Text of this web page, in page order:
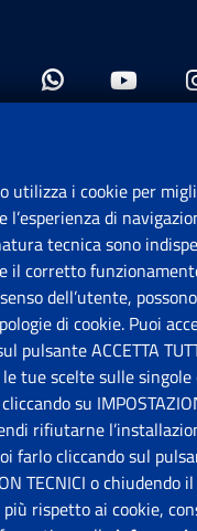
Apre una
Apre una
Whatsapp:
Istituto Nazionale
Tutti i diritti riservati.
utilizza i cookie per
l’esperienza di
tecnica sono
il corretto
dell’utente,
di cookie. Puoi
pulsante ACCETTA
tue scelte sulle singole
su
rifiutarne
farlo cliccando sul
TECNICI o chiudendo
più rispetto ai cookie,